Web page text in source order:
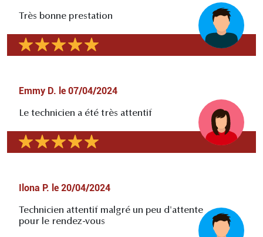
Très bonne prestation
Emmy D. le 07/04/2024
Le technicien a été très attentif
Ilona P. le 20/04/2024
Technicien attentif malgré un peu d'attente
pour le rendez-vous